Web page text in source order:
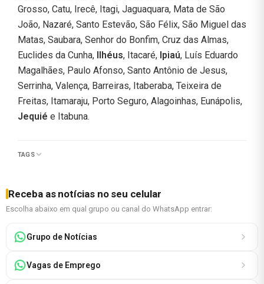
Grosso, Catu, Irecê, Itagi, Jaguaquara, Mata de São
João, Nazaré, Santo Estevão, São Félix, São Miguel das
Matas, Saubara, Senhor do Bonfim, Cruz das Almas,
Euclides da Cunha, Ilhéus, Itacaré, Ipiaú, Luís Eduardo
Magalhães, Paulo Afonso, Santo Antônio de Jesus,
Serrinha, Valença, Barreiras, Itaberaba, Teixeira de
Freitas, Itamaraju, Porto Seguro, Alagoinhas, Eunápolis,
Jequié e Itabuna.
TAGS
Receba as notícias no seu celular
Escolha abaixo em qual grupo ou canal do WhatsApp entrar:
Grupo de Notícias
Vagas de Emprego